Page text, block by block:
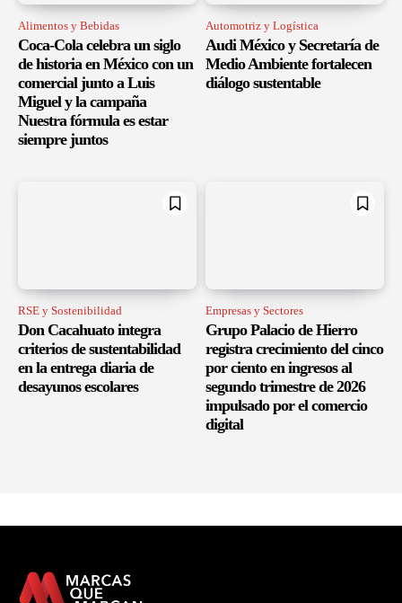
Alimentos y Bebidas
Coca-Cola celebra un siglo
de historia en México con un
comercial junto a Luis
Miguel y la campaña
Nuestra fórmula es estar
siempre juntos
Automotriz y Logística
Audi México y Secretaría de
Medio Ambiente fortalecen
diálogo sustentable
RSE y Sostenibilidad
Don Cacahuato integra
criterios de sustentabilidad
en la entrega diaria de
desayunos escolares
Empresas y Sectores
Grupo Palacio de Hierro
registra crecimiento del cinco
por ciento en ingresos al
segundo trimestre de 2026
impulsado por el comercio
digital